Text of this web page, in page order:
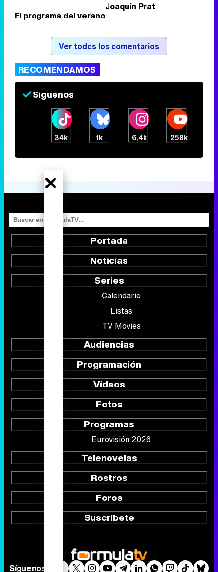
El programa del verano
Joaquín Prat
Ver todos los comentarios
RECOMENDAMOS
Síguenos
34k 1k 6,4k 258k
Portada
Noticias
Series
Calendario
Listas
TV Movies
Audiencias
Programación
Vídeos
Fotos
Programas
Eurovisión 2026
Telenovelas
Rostros
Foros
Suscríbete
Síguenos